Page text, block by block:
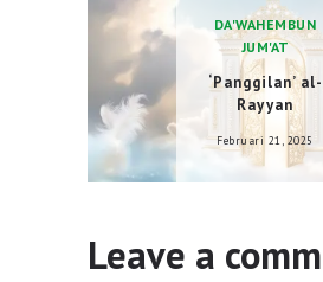
DA'WAHEMBUN
JUM'AT
‘Panggilan’ al-
Rayyan
Februari 21, 2025
Leave a